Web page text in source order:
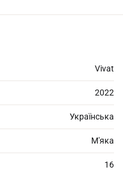
маленьких
Vivat
2022
Українська
М'яка
16